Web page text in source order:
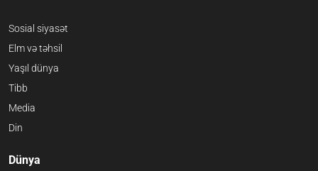
Sosial siyasət
Elm və təhsil
Yaşıl dünya
Tibb
Media
Din
Dünya